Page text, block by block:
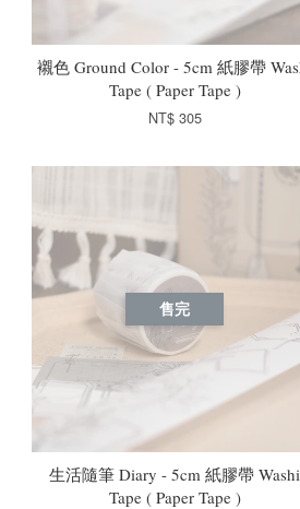
襯色 Ground Color - 5cm 紙膠帶
Tape ( Paper Tape )
NT$ 305
售完
生活隨筆 Diary - 5cm 紙膠帶 Washi
Tape ( Paper Tape )